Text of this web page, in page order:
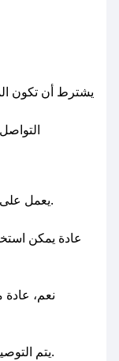
يشترط أن تكون
نعم، كود S7S7 يعمل على كل الأصناف داخل المتجر.
عادة يمكن
نعم،
يتم التوصيل عادة خلال 2–5 أيام عمل داخل المملكة.